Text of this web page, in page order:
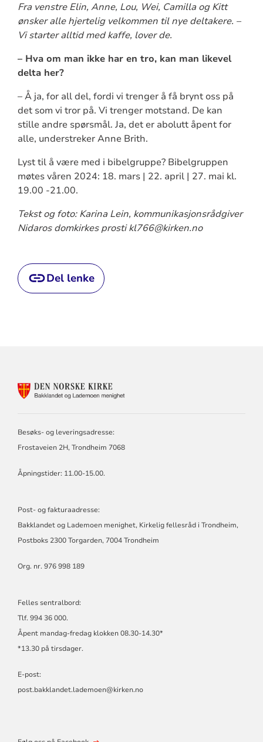
Fra venstre Elin, Anne, Lou, Wei, Camilla og Kitt
ønsker alle hjertelig velkommen til nye deltakere. –
Vi starter alltid med kaffe, lover de.
– Hva om man ikke har en tro, kan man likevel
delta her?
– Å ja, for all del, fordi vi trenger å få brynt oss på
det som vi tror på. Vi trenger motstand. De kan
stille andre spørsmål. Ja, det er abolutt åpent for
alle, understreker Anne Brith.
Lyst til å være med i bibelgruppe? Bibelgruppen
møtes våren 2024: 18. mars | 22. april | 27. mai kl.
19.00 -21.00.
Tekst og foto: Karina Lein, kommunikasjonsrådgiver
Nidaros domkirkes prosti kl766@kirken.no
Del lenke
Besøks- og leveringsadresse:
Frostaveien 2H, Trondheim 7068
Åpningstider: 11.00-15.00.
Post- og fakturaadresse:
Bakklandet og Lademoen menighet, Kirkelig fellesråd i Trondheim,
Postboks 2300 Torgarden, 7004 Trondheim
Org. nr. 976 998 189
Felles sentralbord:
Tlf. 994 36 000.
Åpent mandag-fredag klokken 08.30-14.30*
*13.30 på tirsdager.
E-post:
post.bakklandet.lademoen@kirken.no